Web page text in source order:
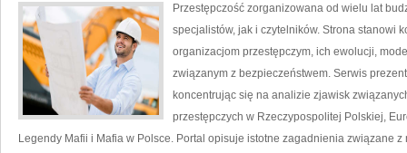
Przestępczość zorganizowana od wielu lat
specjalistów, jak i czytelników. Strona stanowi
organizacjom przestępczym, ich ewolucji,
związanym z bezpieczeństwem. Serwis
koncentrując się na analizie zjawisk
przestępczych w Rzeczypospolitej Polskiej,
Legendy Mafii i Mafia w Polsce. Portal opisuje istotne zagadnienia związane